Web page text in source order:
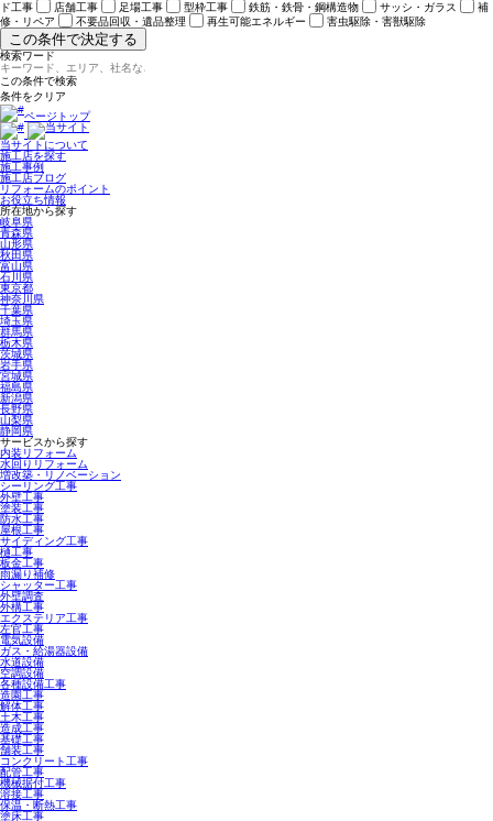
ド工事
店舗工事 足場工事 型枠工事 鉄筋・鉄骨・鋼構造物 サッシ・ガラス
補
修・リペア
不要品回収・遺品整理 再生可能エネルギー 害虫駆除・害獣駆除
この条件で決定する
検索ワード
ページトップ
当サイトについて
施工店を探す
施工事例
施工店ブログ
リフォームのポイント
お役立ち情報
所在地から探す
岐阜県
青森県
山形県
秋田県
富山県
石川県
東京都
神奈川県
千葉県
埼玉県
群馬県
栃木県
茨城県
岩手県
宮城県
福島県
新潟県
長野県
山梨県
静岡県
サービスから探す
内装リフォーム
水回りリフォーム
増改築・リノベーション
シーリング工事
外壁工事
塗装工事
防水工事
屋根工事
サイディング工事
樋工事
板金工事
雨漏り補修
シャッター工事
外壁調査
外構工事
エクステリア工事
左官工事
電気設備
ガス・給湯器設備
水道設備
空調設備
各種設備工事
造園工事
解体工事
土木工事
造成工事
基礎工事
舗装工事
コンクリート工事
配管工事
機械据付工事
溶接工事
保温・断熱工事
塗床工事